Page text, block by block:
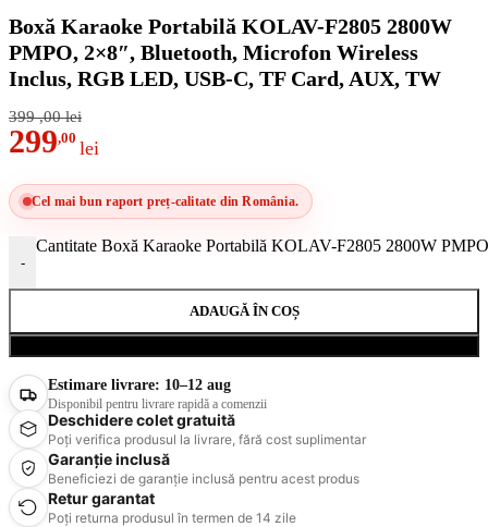
Boxă Karaoke Portabilă KOLAV-F2805 2800W
PMPO, 2×8″, Bluetooth, Microfon Wireless
Inclus, RGB LED, USB-C, TF Card, AUX, TW
399 ,00 lei
299,00 lei
Cel mai bun raport preț-calitate din România.
-
Cantitate Boxă Karaoke Portabilă KOLAV-F2805 2800W
ADAUGĂ ÎN COȘ
Estimare livrare: 10–12 aug
Disponibil pentru livrare rapidă a comenzii
Deschidere colet gratuită
Poți verifica produsul la livrare, fără cost suplimentar
Garanție inclusă
Beneficiezi de garanție inclusă pentru acest produs
Retur garantat
Poți returna produsul în termen de 14 zile